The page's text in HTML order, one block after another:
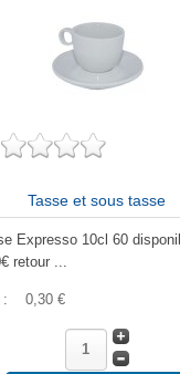
Tasse et sous tasse
Expresso 10cl 60
retour ...
: 0,30 €